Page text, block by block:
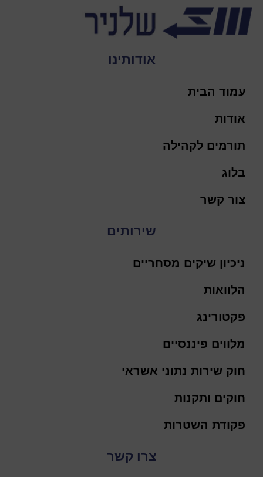
אודותינו
עמוד הבית
אודות
תורמים לקהילה
בלוג
צור קשר
שירותים
ניכיון שיקים מסחריים
הלוואות
פקטורינג
מלווים פיננסיים
חוק שירות נתוני אשראי
חוקים ותקנות
פקודת השטרות
צרו קשר